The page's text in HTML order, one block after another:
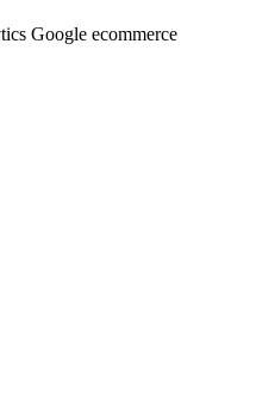
Google ecommerce